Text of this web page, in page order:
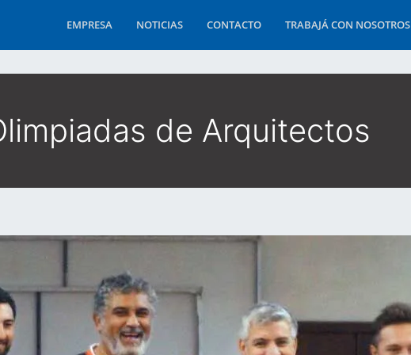
EMPRESA NOTICIAS CONTACTO TRABAJÁ CON NOSOTROS
de Arquitectos